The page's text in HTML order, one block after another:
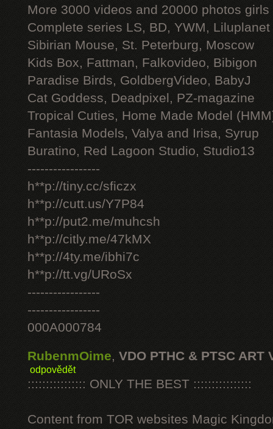
More 3000 videos and 20000 photos
Complete series LS, BD, YWM, Liluplanet
Sibirian Mouse, St. Peterburg, Moscow
Kids Box, Fattman, Falkovideo, Bibigon
Paradise Birds, GoldbergVideo, BabyJ
Cat Goddess, Deadpixel, PZ-magazine
Tropical Cuties, Home Made Model
Fantasia Models, Valya and Irisa, Syrup
Buratino, Red Lagoon Studio, Studio13
-----------------
h**p://tiny.cc/sficzx
h**p://cutt.us/Y7P84
h**p://put2.me/muhcsh
h**p://citly.me/47kMX
h**p://4ty.me/ibhi7c
h**p://tt.vg/URoSx
-----------------
-----------------
000A000784
RubenmOime, VDO PTHC & PTSC ART
odpovědět
:::::::::::::::: ONLY THE BEST ::::::::::::::::
Content from TOR websites Magic